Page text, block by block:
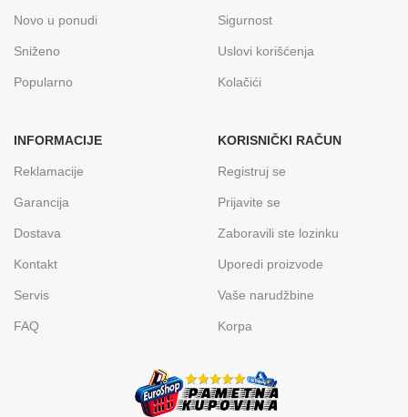
Novo u ponudi
Sniženo
Popularno
Sigurnost
Uslovi korišćenja
Kolačići
INFORMACIJE
Reklamacije
Garancija
Dostava
Kontakt
Servis
FAQ
KORISNIČKI RAČUN
Registruj se
Prijavite se
Zaboravili ste lozinku
Uporedi proizvode
Vaše narudžbine
Korpa